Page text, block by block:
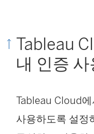
Tableau
내 인증 사
Tableau Cloud
사용하도록 설정